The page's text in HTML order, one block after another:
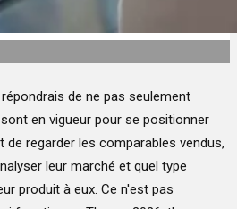
de ne pas seulement
en vigueur pour se positionner
de regarder les comparables vendus,
leur marché et quel type
produit à eux. Ce n'est pas